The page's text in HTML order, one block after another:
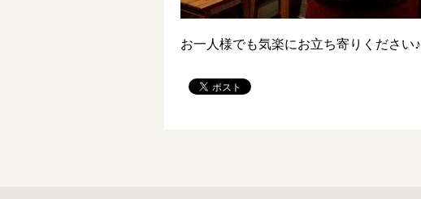
お一人様でも気楽にお立ち寄りください♪